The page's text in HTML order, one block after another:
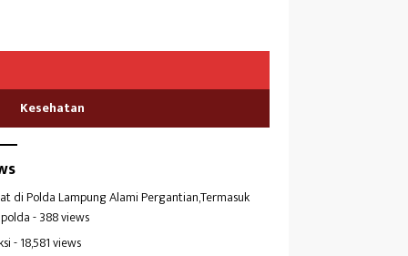
Kesehatan
di Polda Lampung Alami Pergantian,Termasuk
- 388 views
- 18,581 views